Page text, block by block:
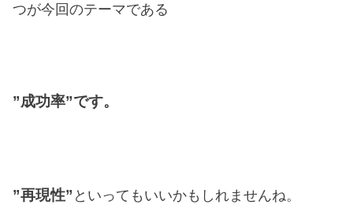
つが今回のテーマである
”成功率”です。
”再現性” といってもいいかもしれませんね。